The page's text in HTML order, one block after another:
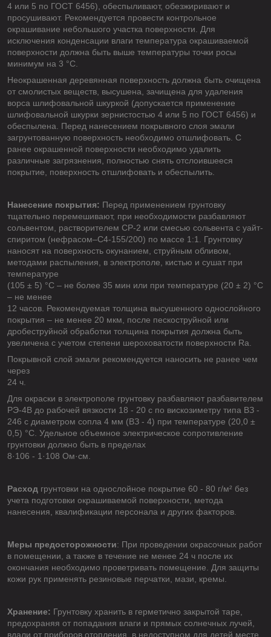
4 или 5 по ГОСТ 6456), обеспыливают, обезжиривают и
просушивают. Рекомендуется провести контрольное
окрашивание небольшого участка поверхности. Для
исключения конденсации влаги температура окрашиваемой
поверхности должна быть выше температуры точки росы
минимум на 3 °С.
Неокрашенная деревянная поверхность должна быть очищена
от смолистых веществ, высушена, зачищена для удаления
ворса шлифовальной шкуркой (допускается применение
шлифовальной шкурки зернистостью 4 или 5 по ГОСТ 6456) и
обеспылена. Перед нанесением покрывного слоя эмали
загрунтованную поверхность необходимо отшлифовать. С
ранее окрашенной поверхности необходимо удалить
различные загрязнения, полностью снять отслоившееся
покрытие, поверхность отшлифовать и обеспылить.
Нанесение покрытия: Перед применением грунтовку
тщательно перемешивают, при необходимости разбавляют
сольвентом, растворителем СР-2 или смесью сольвента с уайт-
спиритом (нефрасом–С4-155/200) по массе 1:1. Грунтовку
наносят на поверхность окунанием, струйным обливом,
методами распыления, в электрополе, кистью и сушат при
температуре
(105 ± 5) °С – не более 35 мин или при температуре (20 ± 2) °С
– не менее
12 часов. Рекомендуемая толщина высушенного однослойного
покрытия – не менее 20 мкм, после пескоструйной или
дробеструйной обработки толщина покрытия должна быть
увеличена с учетом степени шероховатости поверхности Rа.
Покрывной слой эмали рекомендуется наносить не ранее чем
через
24 ч.
Для окраски в электрополе грунтовку разбавляют разбавителем
РЭ-4В до рабочей вязкости 18 - 20 с по вискозиметру типа ВЗ -
246 с диаметром сопла 4 мм (ВЗ - 4) при температуре (20,0 ±
0,5) °С. Удельное объемное электрическое сопротивление
грунтовки должно быть в пределах
8·106 - 1·108 Ом·см.
Расход грунтовки на однослойное покрытие 60 - 80 г/м² без
учета подготовки окрашиваемой поверхности, метода
нанесения, квалификации персонала и других факторов.
Меры предосторожности: При проведении окрасочных работ
в помещении, а также в течение не менее 24 ч после их
окончания необходимо проветривать помещение. Для защиты
кожи рук применять резиновые перчатки, мази, кремы.
Хранение: Грунтовку хранить в герметично закрытой таре,
предохраняя от попадания влаги и прямых солнечных лучей,
вдали от приборов отопления, в недоступном для детей месте.